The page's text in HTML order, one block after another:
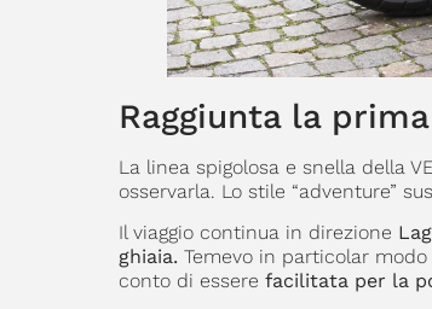
Raggiunta la
La linea spigolosa e snella della
osservarla. Lo stile “adventure”
Il viaggio continua in direzione
ghiaia. Temevo in particolar
conto di essere facilitata per la